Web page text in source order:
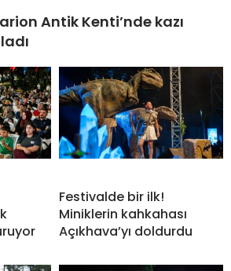
Antik Kenti’nde kazı
Festivalde bir ilk!
Miniklerin kahkahası
Açıkhava’yı doldurdu